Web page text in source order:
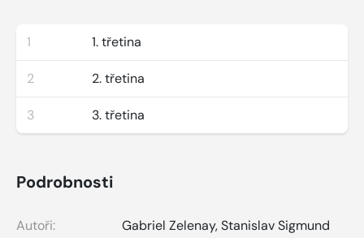
1 1. třetina
2 2. třetina
3 3. třetina
Podrobnosti
Autoři: Gabriel Zelenay,Stanislav Sigmund